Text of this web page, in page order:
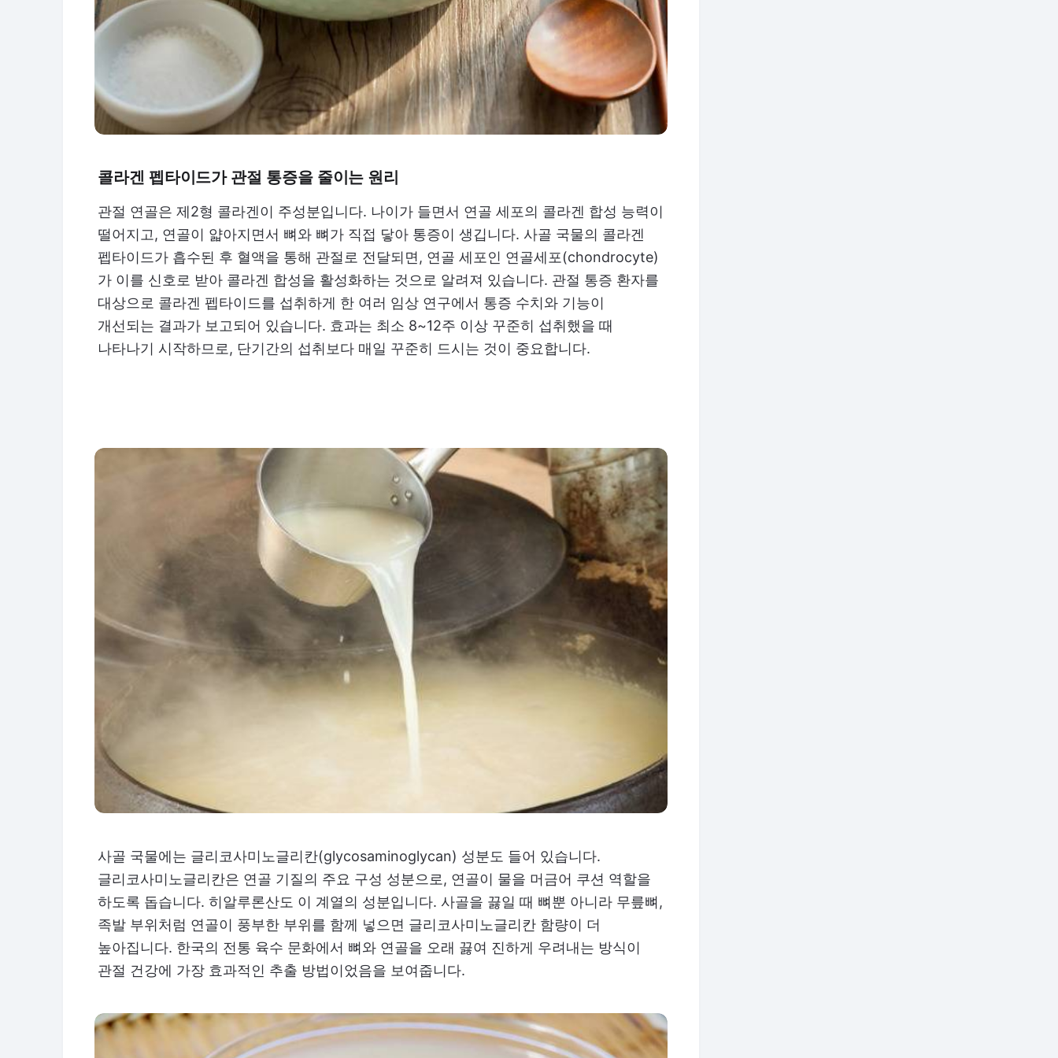
콜라겐 펩타이드가 관절 통증을 줄이는 원리
관절 연골은 제2형 콜라겐이 주성분입니다. 나이가 들면서 연골 세포의 콜라겐 합성 능력이
떨어지고, 연골이 얇아지면서 뼈와 뼈가 직접 닿아 통증이 생깁니다. 사골 국물의 콜라겐
펩타이드가 흡수된 후 혈액을 통해 관절로 전달되면, 연골 세포인 연골세포(chondrocyte)
가 이를 신호로 받아 콜라겐 합성을 활성화하는 것으로 알려져 있습니다. 관절 통증 환자를
대상으로 콜라겐 펩타이드를 섭취하게 한 여러 임상 연구에서 통증 수치와 기능이
개선되는 결과가 보고되어 있습니다. 효과는 최소 8~12주 이상 꾸준히 섭취했을 때
나타나기 시작하므로, 단기간의 섭취보다 매일 꾸준히 드시는 것이 중요합니다.
사골 국물에는 글리코사미노글리칸(glycosaminoglycan) 성분도 들어 있습니다.
글리코사미노글리칸은 연골 기질의 주요 구성 성분으로, 연골이 물을 머금어 쿠션 역할을
하도록 돕습니다. 히알루론산도 이 계열의 성분입니다. 사골을 끓일 때 뼈뿐 아니라 무릎뼈,
족발 부위처럼 연골이 풍부한 부위를 함께 넣으면 글리코사미노글리칸 함량이 더
높아집니다. 한국의 전통 육수 문화에서 뼈와 연골을 오래 끓여 진하게 우려내는 방식이
관절 건강에 가장 효과적인 추출 방법이었음을 보여줍니다.